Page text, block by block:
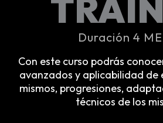
Duración 4
Con este curso podrás
avanzados y aplicabilidad de
mismos, progresiones,
técnicos de los